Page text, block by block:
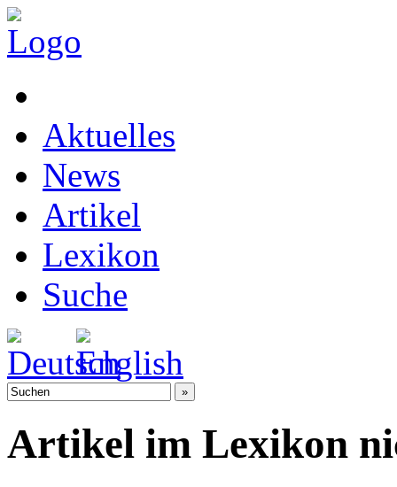
Aktuelles
News
Artikel
Lexikon
Suche
Artikel im Lexikon